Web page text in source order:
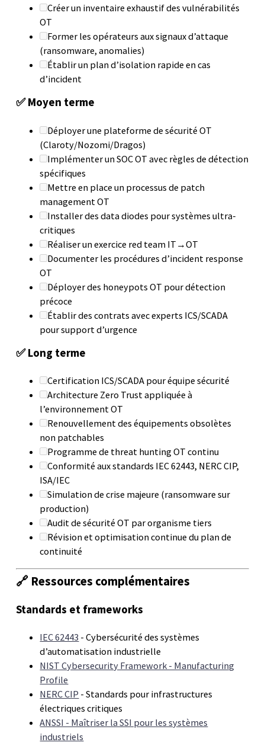
Créer un inventaire exhaustif des vulnérabilités
OT
Former les opérateurs aux signaux d’attaque
(ransomware, anomalies)
Établir un plan d’isolation rapide en cas
d’incident
✅ Moyen terme
Déployer une plateforme de sécurité OT
(Claroty/Nozomi/Dragos)
Implémenter un SOC OT avec règles de détection
spécifiques
Mettre en place un processus de patch
management OT
Installer des data diodes pour systèmes ultra-
critiques
Réaliser un exercice red team IT→OT
Documenter les procédures d’incident response
OT
Déployer des honeypots OT pour détection
précoce
Établir des contrats avec experts ICS/SCADA
pour support d’urgence
✅ Long terme
Certification ICS/SCADA pour équipe sécurité
Architecture Zero Trust appliquée à
l’environnement OT
Renouvellement des équipements obsolètes
non patchables
Programme de threat hunting OT continu
Conformité aux standards IEC 62443, NERC CIP,
ISA/IEC
Simulation de crise majeure (ransomware sur
production)
Audit de sécurité OT par organisme tiers
Révision et optimisation continue du plan de
continuité
🔗 Ressources complémentaires
Standards et frameworks
IEC 62443 - Cybersécurité des systèmes
d’automatisation industrielle
NIST Cybersecurity Framework - Manufacturing
Profile
NERC CIP - Standards pour infrastructures
électriques critiques
ANSSI - Maîtriser la SSI pour les systèmes
industriels